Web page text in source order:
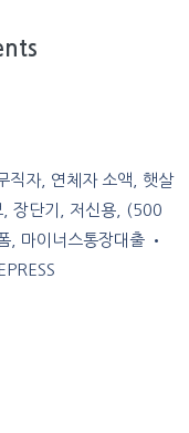
직자, 연체자 소액, 햇살
, 장단기, 저신용, (500
, 마이너스통장대출 •